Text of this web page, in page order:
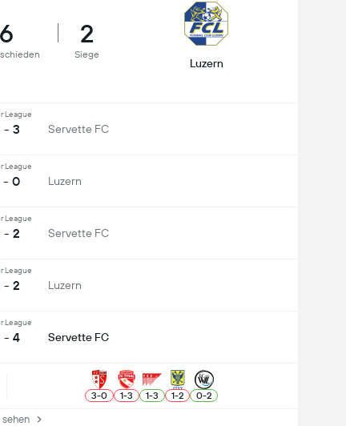
6 2
Siege
Luzern
League
- 3 Servette FC
League
- 0 Luzern
League
- 2 Servette FC
League
- 2 Luzern
League
- 4 Servette FC
3-0 1-3 1-3 1-2 0-2